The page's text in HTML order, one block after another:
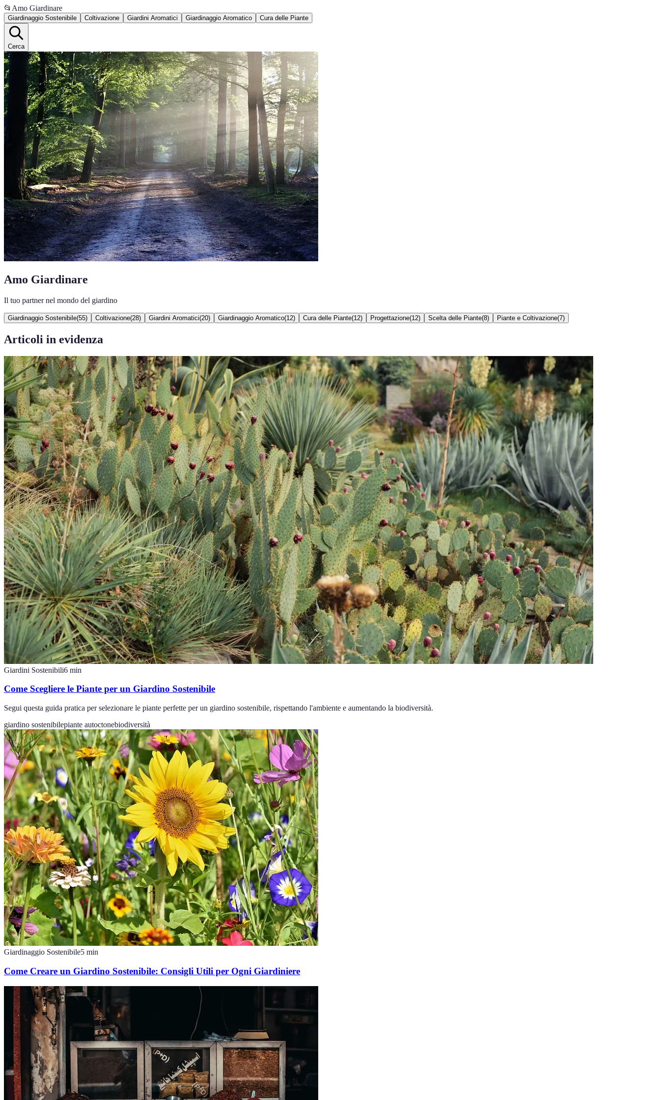
📂 Amo Giardinare
Giardinaggio Sostenibile Coltivazione Giardini Aromatici Giardinaggio Aromatico Cura delle Piante
Cerca
Amo Giardinare
Il tuo partner nel mondo del giardino
Giardinaggio Sostenibile(55) Coltivazione(28) Giardini Aromatici(20) Giardinaggio Aromatico(12) Cura delle Piante(12) Progettazione(12) Scelta delle Piante(8) Piante e Coltivazione(7)
Articoli in evidenza
Giardini Sostenibili6 min
Come Scegliere le Piante per un Giardino Sostenibile
Segui questa guida pratica per selezionare le piante perfette per un giardino sostenibile, rispettando l'ambiente e aumentando la biodiversità.
giardino sostenibilepiante autoctonebiodiversità
Giardinaggio Sostenibile5 min
Come Creare un Giardino Sostenibile: Consigli Utili per Ogni Giardiniere